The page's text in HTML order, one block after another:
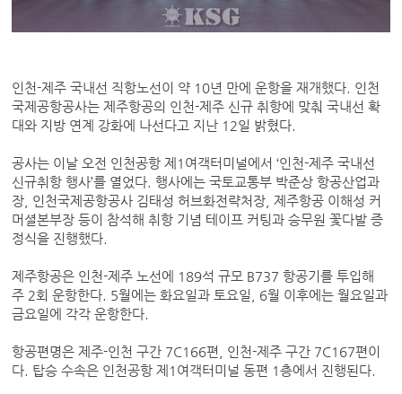
인천-제주 국내선 직항노선이 약 10년 만에 운항을 재개했다. 인천
국제공항공사는 제주항공의 인천-제주 신규 취항에 맞춰 국내선 확
대와 지방 연계 강화에 나선다고 지난 12일 밝혔다.
공사는 이날 오전 인천공항 제1여객터미널에서 ‘인천-제주 국내선
신규취항 행사’를 열었다. 행사에는 국토교통부 박준상 항공산업과
장, 인천국제공항공사 김태성 허브화전략처장, 제주항공 이해성 커
머셜본부장 등이 참석해 취항 기념 테이프 커팅과 승무원 꽃다발 증
정식을 진행했다.
제주항공은 인천-제주 노선에 189석 규모 B737 항공기를 투입해
주 2회 운항한다. 5월에는 화요일과 토요일, 6월 이후에는 월요일과
금요일에 각각 운항한다.
항공편명은 제주-인천 구간 7C166편, 인천-제주 구간 7C167편이
다. 탑승 수속은 인천공항 제1여객터미널 동편 1층에서 진행된다.